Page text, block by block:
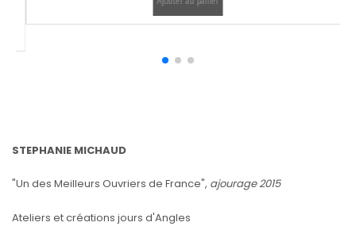
au panier Ajouter
STEPHANIE MICHAUD
"Un des Meilleurs Ouvriers de France", ajourage 2015
Ateliers et créations jours d'Angles